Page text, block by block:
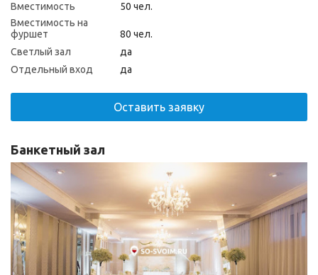
Вместимость
50 чел.
Вместимость на
фуршет
80 чел.
Светлый зал
да
Отдельный вход
да
Оставить заявку
Банкетный зал